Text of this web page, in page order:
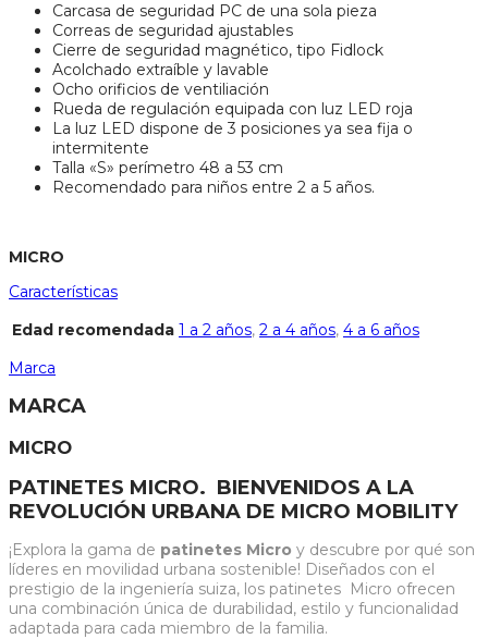
Carcasa de seguridad PC de una sola pieza
Correas de seguridad ajustables
Cierre de seguridad magnético, tipo Fidlock
Acolchado extraíble y lavable
Ocho orificios de ventiliación
Rueda de regulación equipada con luz LED roja
La luz LED dispone de 3 posiciones ya sea fija o
intermitente
Talla «S» perímetro 48 a 53 cm
Recomendado para niños entre 2 a 5 años.
MICRO
Características
Edad recomendada 1 a 2 años, 2 a 4 años, 4 a 6 años
Marca
MARCA
MICRO
PATINETES MICRO. BIENVENIDOS A LA
REVOLUCIÓN URBANA DE MICRO MOBILITY
¡Explora la gama de patinetes Micro y descubre por qué son
líderes en movilidad urbana sostenible! Diseñados con el
prestigio de la ingeniería suiza, los patinetes Micro ofrecen
una combinación única de durabilidad, estilo y funcionalidad
adaptada para cada miembro de la familia.